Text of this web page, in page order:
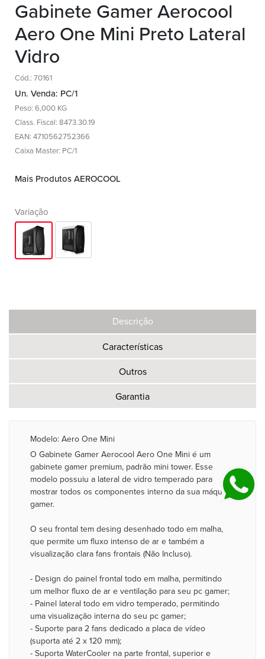
Gabinete Gamer Aerocool
Aero One Mini Preto Lateral
Vidro
Cód.: 70161
Un. Venda: PC/1
Peso: 6,000 KG
Class. Fiscal: 8473.30.19
EAN: 4710562752366
Caixa Master: PC/1
Mais Produtos AEROCOOL
Variação
Descrição
Características
Outros
Garantia
Modelo: Aero One Mini
O Gabinete Gamer Aerocool Aero One Mini é um
gabinete gamer premium, padrão mini tower. Esse
modelo possuiu a lateral de vidro temperado para
mostrar todos os componentes interno da sua máquina
gamer.
O seu frontal tem desing desenhado todo em malha,
que permite um fluxo intenso de ar e também a
visualização clara fans frontais (Não Incluso).
- Design do painel frontal todo em malha, permitindo
um melhor fluxo de ar e ventilação para seu pc gamer;
- Painel lateral todo em vidro temperado, permitindo
uma visualização interna do seu pc gamer;
- Suporte para 2 fans dedicado a placa de vídeo
(suporta até 2 x 120 mm);
- Suporta WaterCooler na parte frontal, superior e